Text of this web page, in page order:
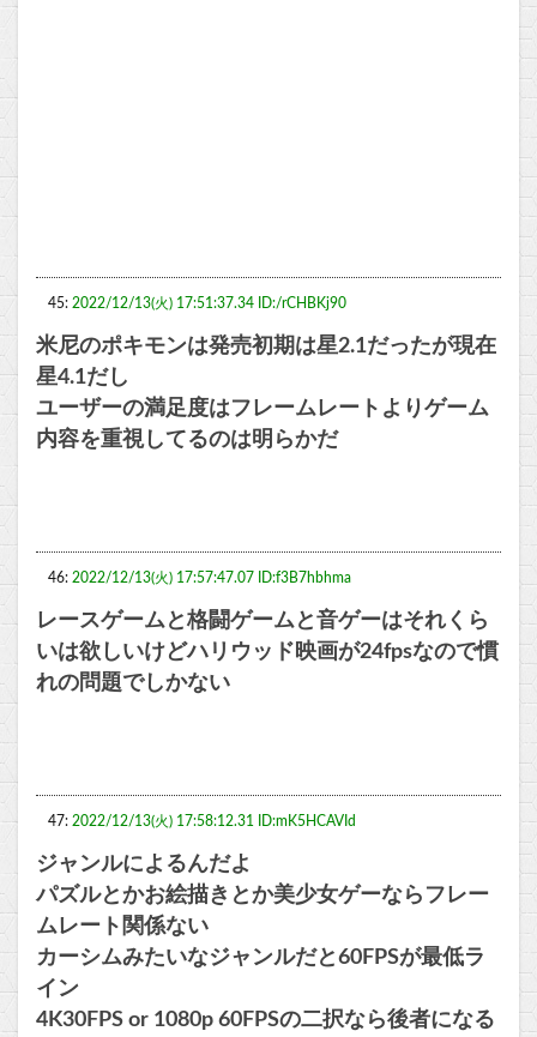
45: 2022/12/13(火) 17:51:37.34 ID:/rCHBKj90
米尼のポキモンは発売初期は星2.1だったが現在
星4.1だし
ユーザーの満足度はフレームレートよりゲーム
内容を重視してるのは明らかだ
46: 2022/12/13(火) 17:57:47.07 ID:f3B7hbhma
レースゲームと格闘ゲームと音ゲーはそれくら
いは欲しいけどハリウッド映画が24fpsなので慣
れの問題でしかない
47: 2022/12/13(火) 17:58:12.31 ID:mK5HCAVId
ジャンルによるんだよ
パズルとかお絵描きとか美少女ゲーならフレー
ムレート関係ない
カーシムみたいなジャンルだと60FPSが最低ラ
イン
4K30FPS or 1080p 60FPSの二択なら後者になる